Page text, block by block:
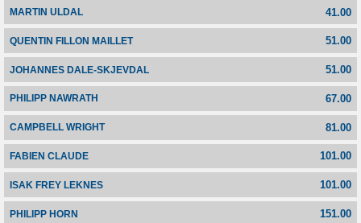
MARTIN ULDAL 41.00
QUENTIN FILLON MAILLET 51.00
JOHANNES DALE-SKJEVDAL 51.00
PHILIPP NAWRATH 67.00
CAMPBELL WRIGHT 81.00
FABIEN CLAUDE 101.00
ISAK FREY LEKNES 101.00
PHILIPP HORN 151.00